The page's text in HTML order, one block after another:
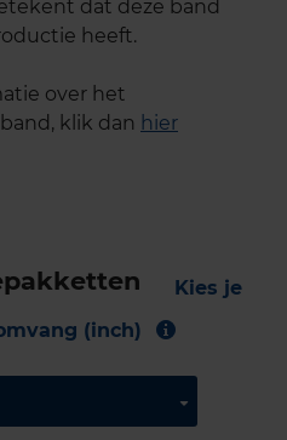
dat deze band
heeft.
over het
klik dan hier
Kies je
(inch)